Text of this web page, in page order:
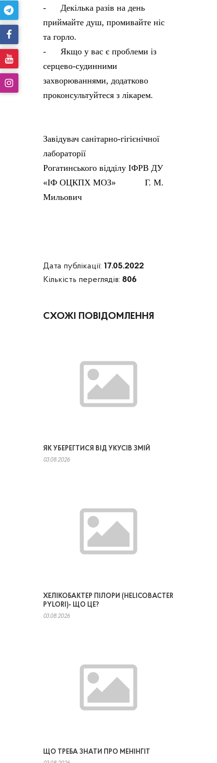
- Декілька разів на день
приймайте душ, промивайте ніс
та горло.
- Якщо у вас є проблеми із
серцево-судинними
захворюваннями, додатково
проконсультуйтеся з лікарем.
Завідувач санітарно-гігієнічної
лабораторії
Рогатинського відділу ІФРВ ДУ
«ІФ ОЦКПХ МОЗ» Г. М.
Мильович
Дата публікації: 17.05.2022
Кількість переглядів: 806
СХОЖІ ПОВІДОМЛЕННЯ
ЯК УБЕРЕГТИСЯ ВІД УКУСІВ ЗМІЙ
03.08.2026
ХЕЛІКОБАКТЕР ПІЛОРИ (HELICOBACTER
PYLORI)- ЩО ЦЕ?
03.08.2026
ЩО ТРЕБА ЗНАТИ ПРО МЕНІНГІТ